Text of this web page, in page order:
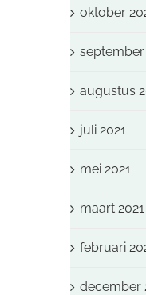
oktober
september
augustus
juli 2021
mei 2021
maart 2021
februari
december